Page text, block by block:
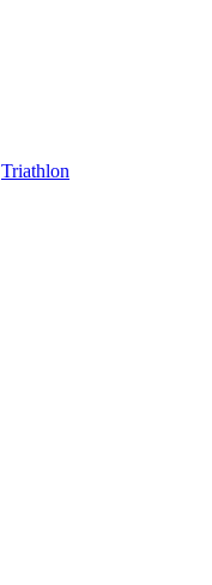
Triathlon